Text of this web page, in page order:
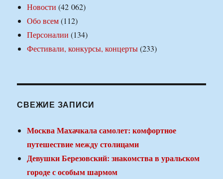
Новости (42 062)
Обо всем(112)
Персоналии (134)
Фестивали, конкурсы, концерты(233)
СВЕЖИЕ ЗАПИСИ
Москва Махачкала самолет: комфортное
путешествие между столицами
Девушки Березовский: знакомства в уральском
городе с особым шармом